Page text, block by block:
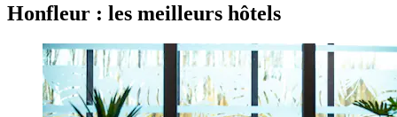
Honfleur : les meilleurs hôtels